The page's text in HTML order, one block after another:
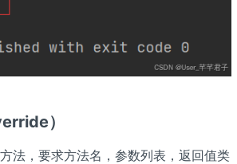
）
法，要求方法名，参数列表，返回值类